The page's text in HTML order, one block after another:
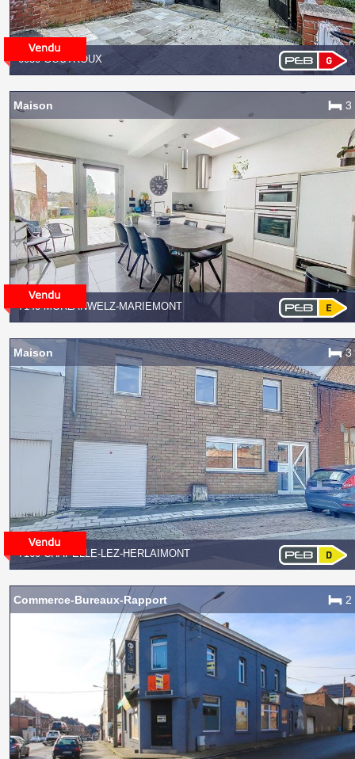
6030 GOUTROUX
7140 MORLANWELZ-MARIEMONT
Maison 3
7160 CHAPELLE-LEZ-HERLAIMONT
Maison 3
Commerce-Bureaux-Rapport 2